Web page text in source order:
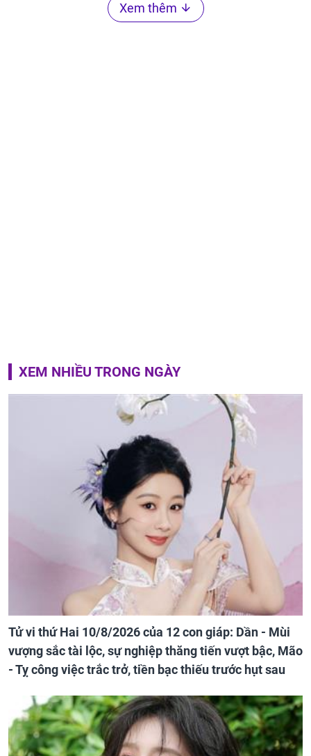
Xem thêm
XEM NHIỀU TRONG NGÀY
Tử vi thứ Hai 10/8/2026 của 12 con giáp: Dần - Mùi
vượng sắc tài lộc, sự nghiệp thăng tiến vượt bậc, Mão
- Tỵ công việc trắc trở, tiền bạc thiếu trước hụt sau